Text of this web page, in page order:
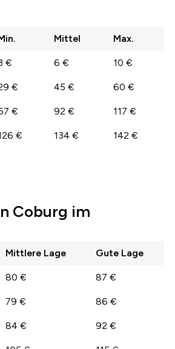
Mittel Max.
€ 6 € 10 €
€ 45 € 60 €
€ 92 € 117 €
€ 134 € 142 €
Coburg im
Mittlere Lage Gute Lage
80 € 87 €
79 € 86 €
84 € 92 €